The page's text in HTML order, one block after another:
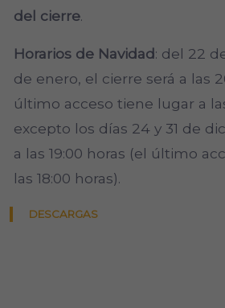
del cierre.
Horarios de Navidad: del 22
de enero, el cierre será a las
último acceso tiene lugar a
excepto los días 24 y 31 de
a las 19:00 horas (el último
las 18:00 horas).
DESCARGAS